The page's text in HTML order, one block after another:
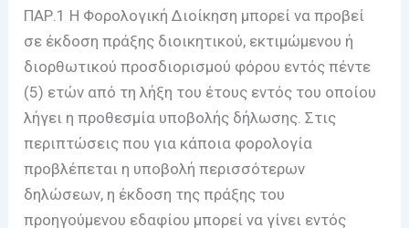
ΠΑΡ.1 Η Φορολογική Διοίκηση μπορεί να προβεί
σε έκδοση πράξης διοικητικού, εκτιμώμενου ή
διορθωτικού προσδιορισμού φόρου εντός πέντε
(5) ετών από τη λήξη του έτους εντός του οποίου
λήγει η προθεσμία υποβολής δήλωσης. Στις
περιπτώσεις που για κάποια φορολογία
προβλέπεται η υποβολή περισσότερων
δηλώσεων, η έκδοση της πράξης του
προηγούμενου εδαφίου μπορεί να γίνει εντός